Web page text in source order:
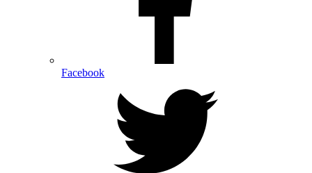
Facebook